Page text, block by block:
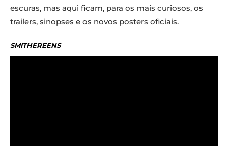
escuras, mas aqui ficam, para os mais curiosos, os
trailers, sinopses e os novos posters oficiais.
SMITHEREENS